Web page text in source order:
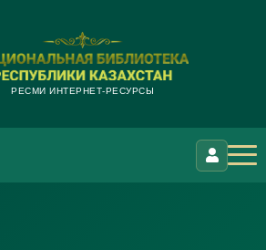
РЕСМИ ИНТЕРНЕТ-РЕСУРСЫ